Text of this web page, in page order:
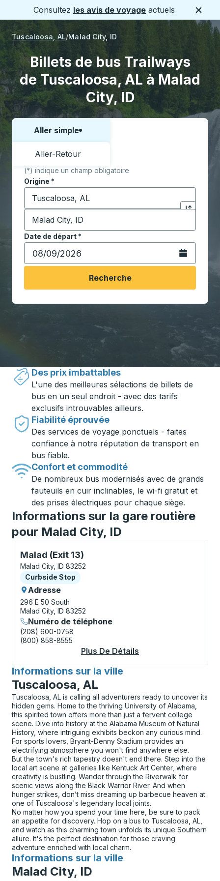
Consultez les avis de voyage actuels
Tuscaloosa, AL Malad City, ID
Billets de bus Trailways
de Tuscaloosa, AL à Malad
City, ID
Choisissez un sens ou un aller-retour:
Aller simple
Aller-Retour
(*) indique un champ obligatoire
Origine *
Commencez à saisir la ville d'origine pour ouvrir
Cliquez
Destination*
Commencez à saisir la ville de destination pour
Date de départ*
Tapez la date au format date Barre oblique du mois à
Ouvrez le
Recherche
Voyager en toute simplicité avec
Des prix imbattables
L'une des meilleures sélections de billets de
bus en un seul endroit - avec des tarifs
exclusifs introuvables ailleurs.
Fiabilité éprouvée
Des services de voyage ponctuels - faites
confiance à notre réputation de transport en
bus fiable.
Confort et commodité
De nombreux bus modernisés avec de grands
fauteuils en cuir inclinables, le wi-fi gratuit et
des prises électriques pour chaque siège.
Informations sur la gare routière
pour Malad City, ID
Malad (Exit 13)
Curbside Stop, utilisez les touches fléchées ou la
Malad City, ID 83252
Curbside Stop
Curbside Stop
Adresse
296 E 50 South
Malad City, ID 83252
Numéro de téléphone
(208) 600-0758
(800) 858-8555
Plus De Détails
Informations sur la ville
pour
Tuscaloosa, AL
Tuscaloosa, AL is calling all adventurers ready to uncover its
hidden gems. Home to the thriving University of Alabama,
this spirited town offers more than just a fervent college
scene. Dive into history at the Alabama Museum of Natural
History, where intriguing exhibits beckon any curious mind.
For sports lovers, Bryant-Denny Stadium provides an
electrifying atmosphere you won't find anywhere else.
But the town's rich tapestry doesn't end there. Step into the
local art scene at galleries like Kentuck Art Center, where
creativity is bustling. Wander through the Riverwalk for
scenic views along the Black Warrior River. And when
hunger strikes, don’t miss dreaming up barbecue heaven at
one of Tuscaloosa's legendary local joints.
No matter how you spend your time here, be sure to pack
an appetite for discovery. Hop on a bus to Tuscaloosa, AL,
and watch as this charming town unfolds its unique Southern
allure. It's the perfect destination for those craving
adventure enriched with local charm.
Informations sur la ville
pour
Malad City, ID